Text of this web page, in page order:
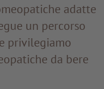
adatte
un percorso
privilegiamo
da bere